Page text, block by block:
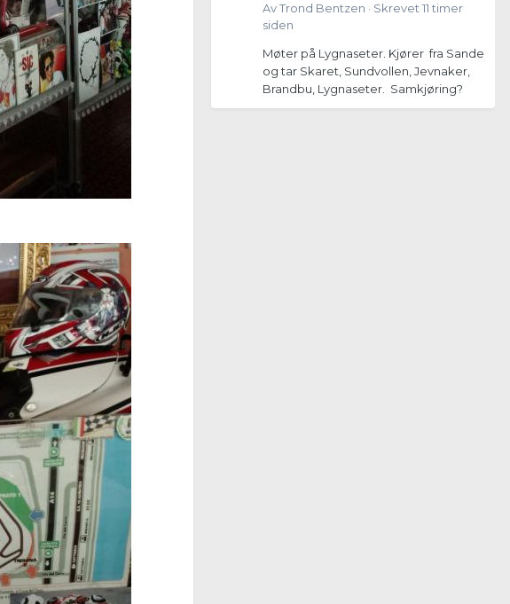
AvTrond Bentzen · Skrevet 11 timer
siden
Møter på Lygnaseter. Kjører fra Sande
og tar Skaret, Sundvollen, Jevnaker,
Brandbu, Lygnaseter. Samkjøring?